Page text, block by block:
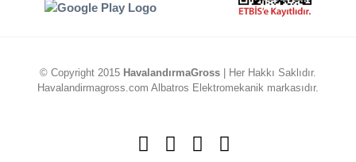
© Copyright 2015 HavalandırmaGross | Her Hakkı Saklıdır.
Havalandirmagross.com Albatros Elektromekanik markasıdır.